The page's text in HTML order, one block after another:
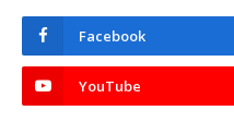
Facebook
YouTube